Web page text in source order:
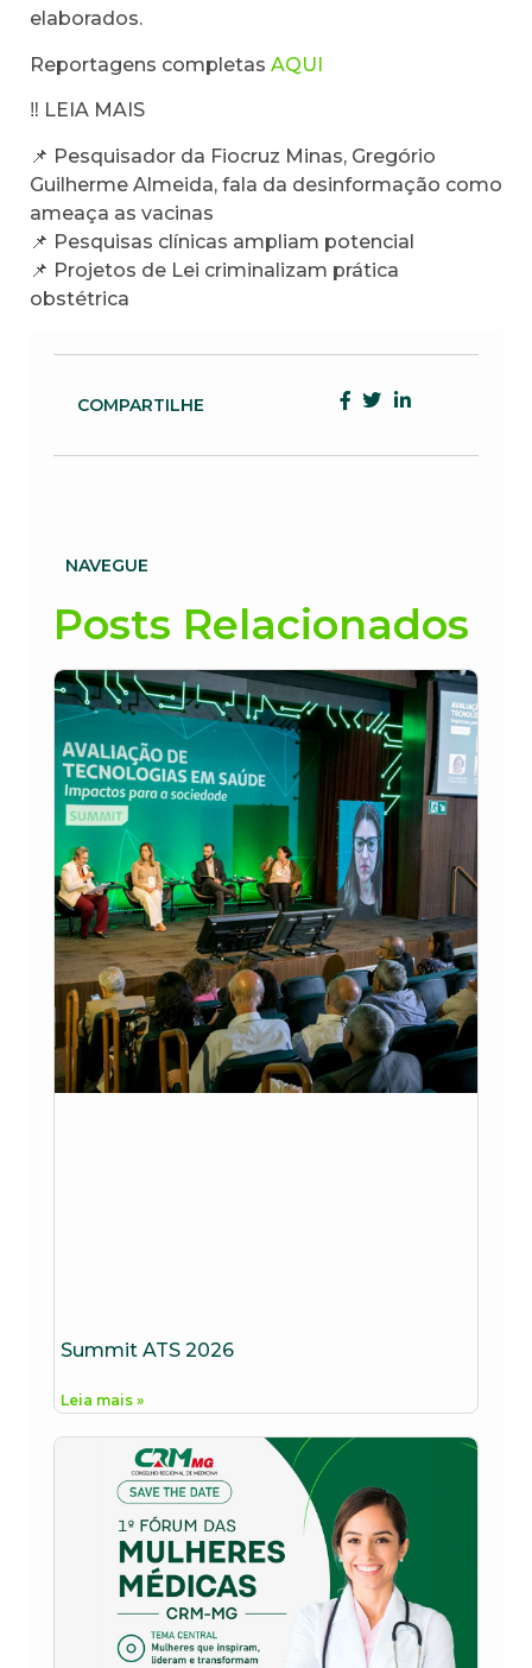
elaborados.
Reportagens completas AQUI
‼️ LEIA MAIS
📌 Pesquisador da Fiocruz Minas, Gregório
Guilherme Almeida, fala da desinformação como
ameaça as vacinas
📌 Pesquisas clínicas ampliam potencial
📌 Projetos de Lei criminalizam prática
obstétrica
COMPARTILHE
NAVEGUE
Posts Relacionados
Summit ATS 2026
Leia mais »